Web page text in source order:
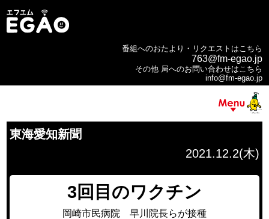
番組へのおたより・リクエストはこちら
763@fm-egao.jp
その他 局へのお問い合わせはこちら
info@fm-egao.jp
東海愛知新聞
2021.12.2(木)
3回目のワクチン
岡崎市民病院 早川院長らが接種